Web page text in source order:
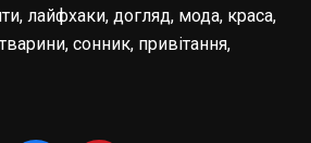
лайфхаки, догляд, мода, краса,
сонник, привітання,